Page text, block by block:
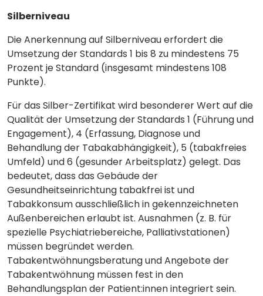
Silberniveau
Die Anerkennung auf Silberniveau erfordert die
Umsetzung der Standards 1 bis 8 zu mindestens 75
Prozent je Standard (insgesamt mindestens 108
Punkte).
Für das Silber-Zertifikat wird besonderer Wert auf die
Qualität der Umsetzung der Standards 1 (Führung und
Engagement), 4 (Erfassung, Diagnose und
Behandlung der Tabakabhängigkeit), 5 (tabakfreies
Umfeld) und 6 (gesunder Arbeitsplatz) gelegt. Das
bedeutet, dass das Gebäude der
Gesundheitseinrichtung tabakfrei ist und
Tabakkonsum ausschließlich in gekennzeichneten
Außenbereichen erlaubt ist. Ausnahmen (z. B. für
spezielle Psychiatriebereiche, Palliativstationen)
müssen begründet werden.
Tabakentwöhnungsberatung und Angebote der
Tabakentwöhnung müssen fest in den
Behandlungsplan der Patient:innen integriert sein.